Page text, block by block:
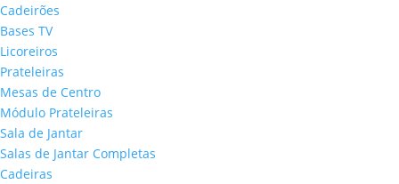
Cadeirões
Bases TV
Licoreiros
Prateleiras
Mesas de Centro
Módulo Prateleiras
Sala de Jantar
Salas de Jantar Completas
Cadeiras